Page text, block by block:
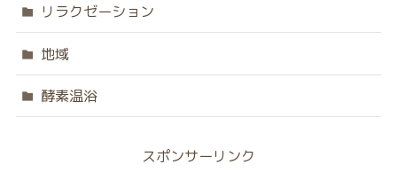
リラクゼーション
地域
酵素温浴
スポンサーリンク